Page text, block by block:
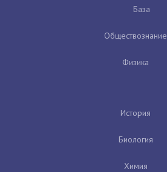
База
Обществознание
Физика
История
Биология
Химия